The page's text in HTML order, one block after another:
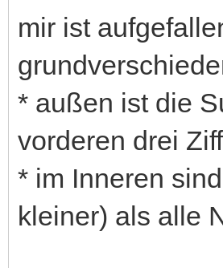
mir ist
* außen ist die
vorderen drei
* im Inneren
kleiner) als alle